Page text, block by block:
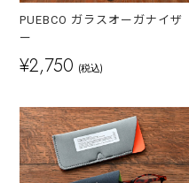
PUEBCO ガラスオーガナイザ
ー
¥2,750 (税込)